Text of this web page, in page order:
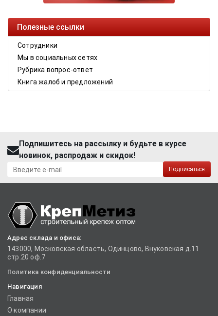
Полезные ссылки
Сотрудники
Мы в социальных сетях
Рубрика вопрос-ответ
Книга жалоб и предложений
Подпишитесь на рассылку и будьте в курсе
новинок, распродаж и скидок!
Подписаться
Адрес склада и офиса:
143000, Московская область, Одинцово, Внуковская д.11
стр.20 оф.7
Политика конфиденциальности
Навигация
Главная
О компании